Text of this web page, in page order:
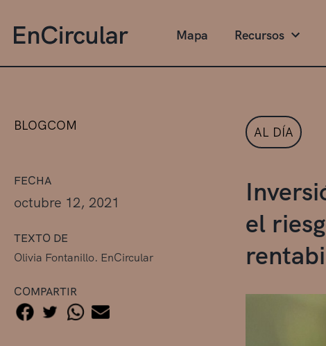
Mapa Recursos
BLOGCOM
FECHA
octubre 12, 2021
TEXTO DE
Olivia Fontanillo. EnCircular
COMPARTIR
AL DÍA
el